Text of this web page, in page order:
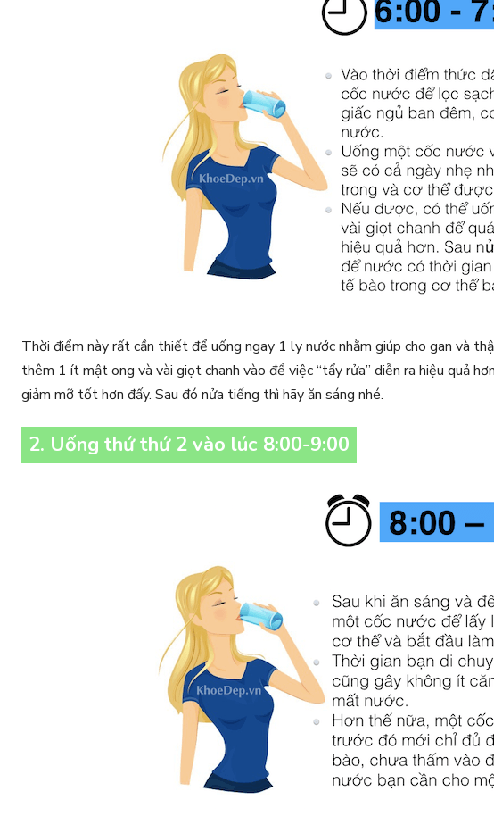
Thời điểm này rất cần thiết để uống ngay 1 ly nước nhằm giúp cho gan và
thêm 1 ít mật ong và vài giọt chanh vào để việc “tẩy rửa” diễn ra hiệu quả
giảm mỡ tốt hơn đấy. Sau đó nửa tiếng thì hãy ăn sáng nhé.
2. Uống thứ thứ 2 vào lúc 8:00-9:00